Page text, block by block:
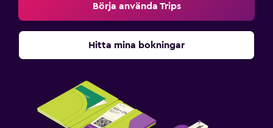
Fitness
Träningslokal
Börja använda Trips
Hitta mina bokningar